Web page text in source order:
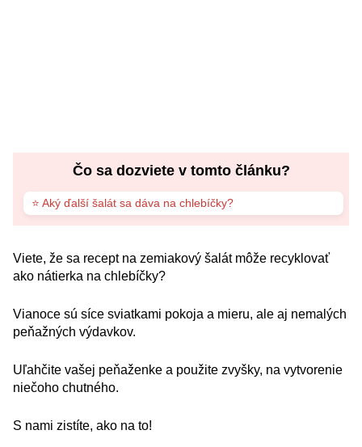
Čo sa dozviete v tomto článku?
⭐ Aký ďalší šalát sa dáva na chlebíčky?
Viete, že sa recept na zemiakový šalát môže recyklovať
ako nátierka na chlebíčky?
Vianoce sú síce sviatkami pokoja a mieru, ale aj nemalých
peňažných výdavkov.
Uľahčite vašej peňaženke a použite zvyšky, na vytvorenie
niečoho chutného.
S nami zistíte, ako na to!